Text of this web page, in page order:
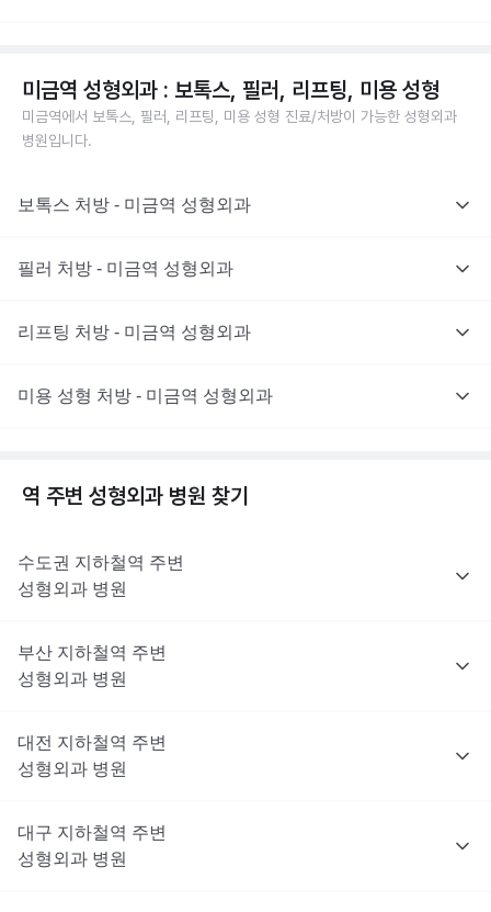
미금역 성형외과 : 보톡스, 필러, 리프팅, 미용 성형
미금역에서 보톡스, 필러, 리프팅, 미용 성형 진료/처방이 가능한 성형외과
병원입니다.
보톡스 처방 - 미금역 성형외과
필러 처방 - 미금역 성형외과
리프팅 처방 - 미금역 성형외과
미용 성형 처방 - 미금역 성형외과
역 주변 성형외과 병원 찾기
수도권 지하철역 주변
성형외과 병원
부산 지하철역 주변
성형외과 병원
대전 지하철역 주변
성형외과 병원
대구 지하철역 주변
성형외과 병원